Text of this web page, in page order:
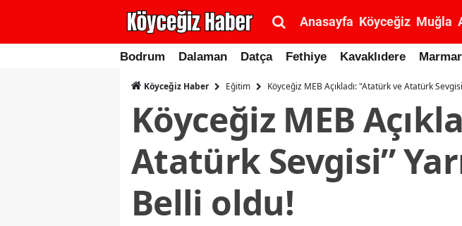
Anasayfa Köyceğiz Muğla
Bodrum Dalaman Datça Fethiye Kavaklıdere
Köyceğiz Haber Eğitim Köyceğiz MEB Açıkladı: "Atatürk ve Atatürk
Köyceğiz MEB
Atatürk Sevgisi”
Belli oldu!